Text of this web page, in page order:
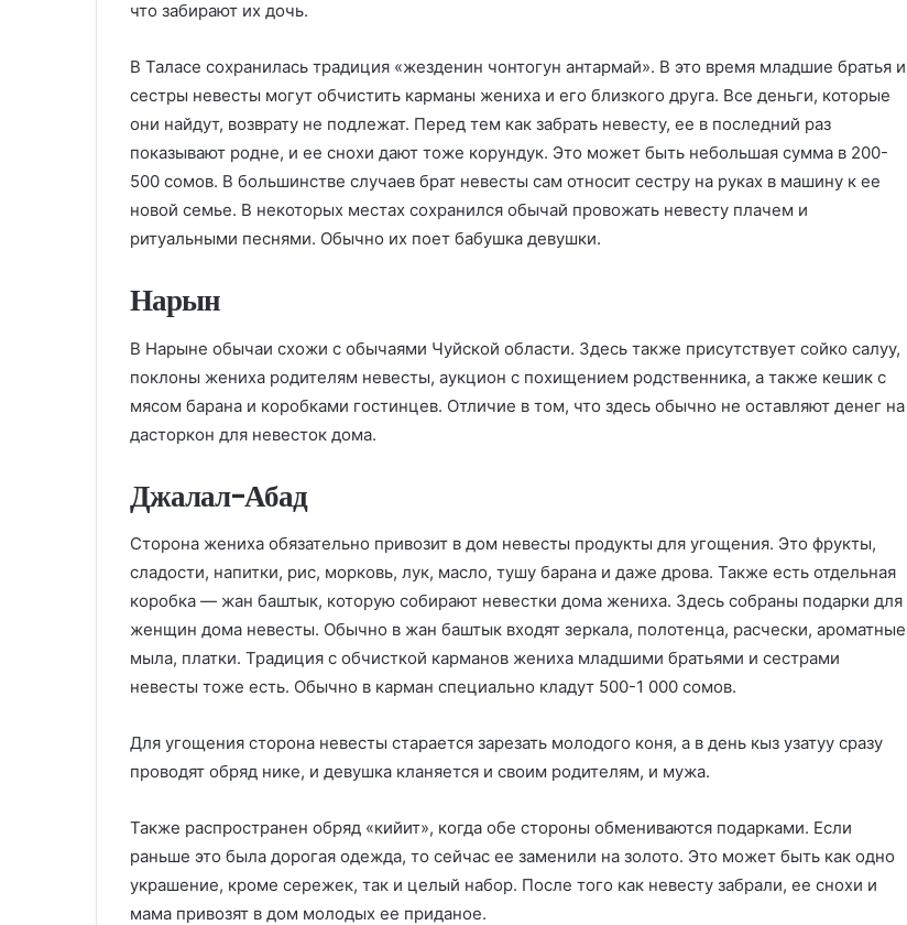
что забирают их дочь.
В Таласе сохранилась традиция «жезденин чонтогун антармай». В это время младшие братья и
сестры невесты могут обчистить карманы жениха и его близкого друга. Все деньги, которые
они найдут, возврату не подлежат. Перед тем как забрать невесту, ее в последний раз
показывают родне, и ее снохи дают тоже корундук. Это может быть небольшая сумма в 200-
500 сомов. В большинстве случаев брат невесты сам относит сестру на руках в машину к ее
новой семье. В некоторых местах сохранился обычай провожать невесту плачем и
ритуальными песнями. Обычно их поет бабушка девушки.
Нарын
В Нарыне обычаи схожи с обычаями Чуйской области. Здесь также присутствует сойко салуу,
поклоны жениха родителям невесты, аукцион с похищением родственника, а также кешик с
мясом барана и коробками гостинцев. Отличие в том, что здесь обычно не оставляют денег на
дасторкон для невесток дома.
Джалал-Абад
Сторона жениха обязательно привозит в дом невесты продукты для угощения. Это фрукты,
сладости, напитки, рис, морковь, лук, масло, тушу барана и даже дрова. Также есть отдельная
коробка — жан баштык, которую собирают невестки дома жениха. Здесь собраны подарки для
женщин дома невесты. Обычно в жан баштык входят зеркала, полотенца, расчески, ароматные
мыла, платки. Традиция с обчисткой карманов жениха младшими братьями и сестрами
невесты тоже есть. Обычно в карман специально кладут 500-1 000 сомов.
Для угощения сторона невесты старается зарезать молодого коня, а в день кыз узатуу сразу
проводят обряд нике, и девушка кланяется и своим родителям, и мужа.
Также распространен обряд «кийит», когда обе стороны обмениваются подарками. Если
раньше это была дорогая одежда, то сейчас ее заменили на золото. Это может быть как одно
украшение, кроме сережек, так и целый набор. После того как невесту забрали, ее снохи и
мама привозят в дом молодых ее приданое.